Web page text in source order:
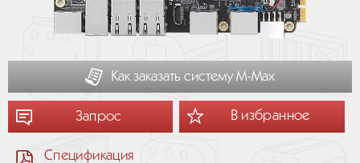
Как заказать систему М-Мах
Запрос В избранное
Спецификация